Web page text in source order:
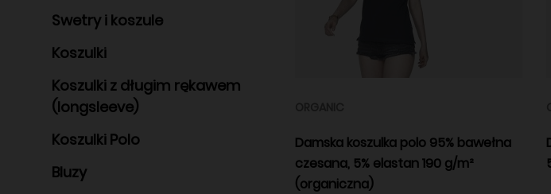
Swetry i koszule
Koszulki
Koszulki z długim rękawem
(longsleeve)
Koszulki Polo
Bluzy
Damska koszulka polo 95% bawełna
czesana, 5% elastan 190 g/m²
(organiczna)